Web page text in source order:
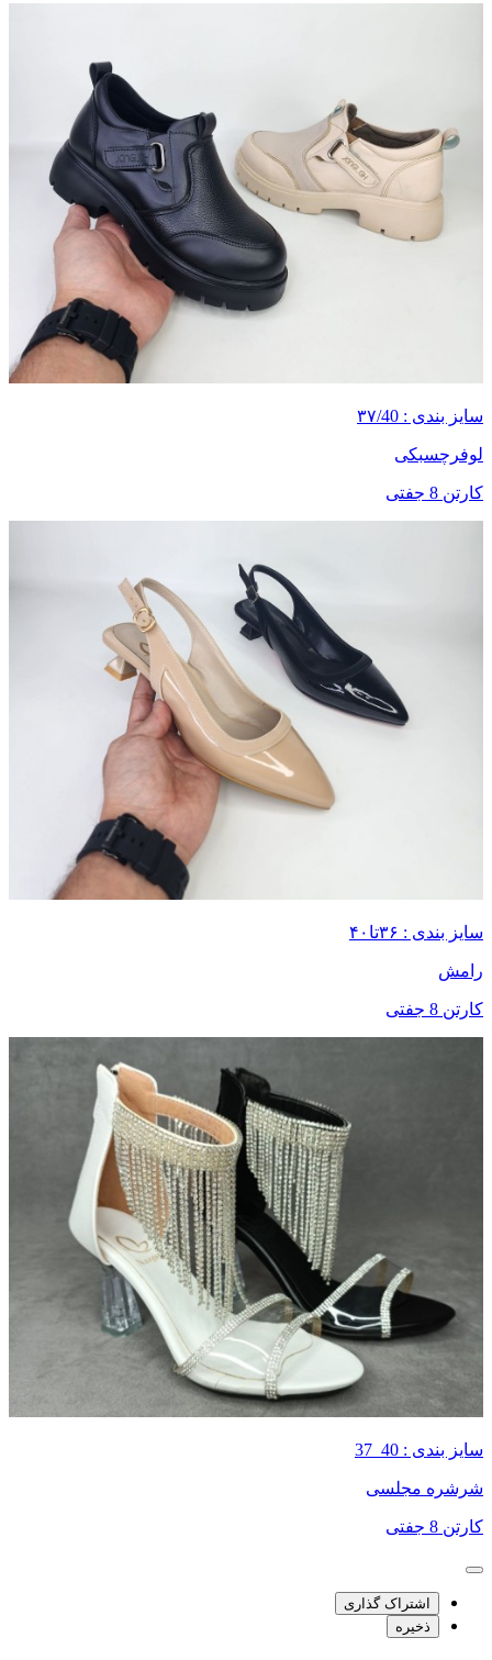
سایز بندی : ۳۷/40
لوفرچسبکی
کارتن 8 جفتی
سایز بندی : ۳۶تا۴۰
رامش
کارتن 8 جفتی
سایز بندی : 40_37
شرشره مجلسی
کارتن 8 جفتی
اشتراک گذاری
ذخیره